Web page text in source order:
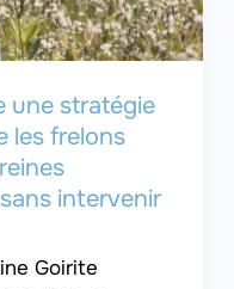
une stratégie
les frelons
intervenir
Goirite